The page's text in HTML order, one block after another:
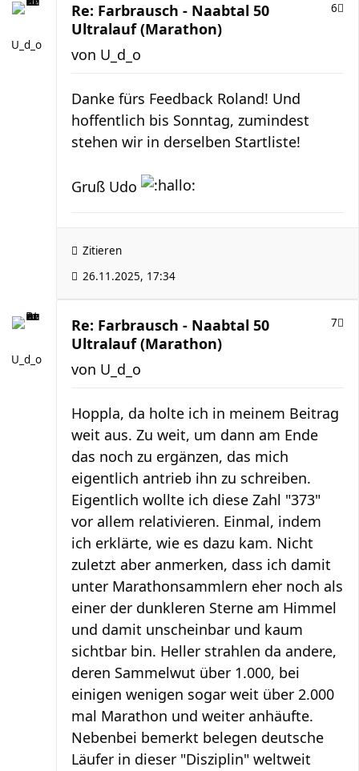
U_d_o
Re: Farbrausch - Naabtal 50
Ultralauf (Marathon)
6
von U_d_o
Danke fürs Feedback Roland! Und
hoffentlich bis Sonntag, zumindest
stehen wir in derselben Startliste!
Gruß Udo
Zitieren
26.11.2025, 17:34
U_d_o
Re: Farbrausch - Naabtal 50
Ultralauf (Marathon)
7
von U_d_o
Hoppla, da holte ich in meinem Beitrag
weit aus. Zu weit, um dann am Ende
das noch zu ergänzen, das mich
eigentlich antrieb ihn zu schreiben.
Eigentlich wollte ich diese Zahl "373"
vor allem relativieren. Einmal, indem
ich erklärte, wie es dazu kam. Nicht
zuletzt aber anmerken, dass ich damit
unter Marathonsammlern eher noch als
einer der dunkleren Sterne am Himmel
und damit unscheinbar und kaum
sichtbar bin. Heller strahlen da andere,
deren Sammelwut über 1.000, bei
einigen wenigen sogar weit über 2.000
mal Marathon und weiter anhäufte.
Nebenbei bemerkt belegen deutsche
Läufer in dieser "Disziplin" weltweit